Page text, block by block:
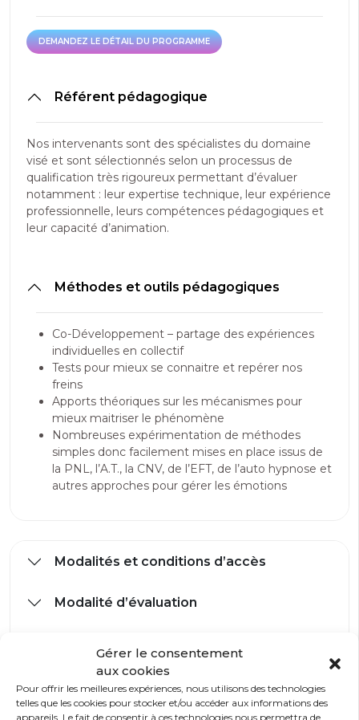
Gérer le consentement
aux cookies
Pour offrir les meilleures expériences, nous utilisons des technologies
telles que les cookies pour stocker et/ou accéder aux informations des
appareils. Le fait de consentir à ces technologies nous permettra de
DEMANDEZ LE DÉTAIL DU PROGRAMME
DEMANDEZ LE DÉTAIL DU PROGRAMME
Référent pédagogique
Nos intervenants sont des spécialistes du domaine
visé et sont sélectionnés selon un processus de
qualification très rigoureux permettant d’évaluer
notamment : leur expertise technique, leur expérience
professionnelle, leurs compétences pédagogiques et
leur capacité d’animation.
Méthodes et outils pédagogiques
Co-Développement – partage des expériences
individuelles en collectif
Tests pour mieux se connaitre et repérer nos
freins
Apports théoriques sur les mécanismes pour
mieux maitriser le phénomène
Nombreuses expérimentation de méthodes
simples donc facilement mises en place issus de
la PNL, l’A.T., la CNV, de l’EFT, de l’auto hypnose et
autres approches pour gérer les émotions
Modalités et conditions d’accès
Modalité d’évaluation
Accessibilité handicap